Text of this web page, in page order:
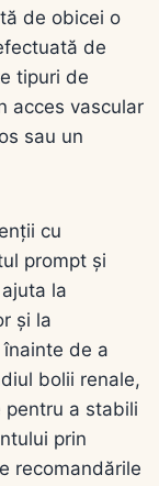
de obicei o
de
tipuri de
acces vascular
sau un
cu
prompt și
la
și la
de a
bolii renale,
pentru a stabili
prin
recomandările